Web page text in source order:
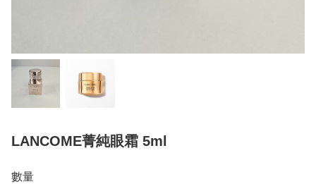
LANCOME菁純眼霜 5ml
數量